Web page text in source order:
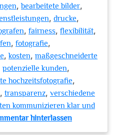
,bearbeitete bilder,
, drucke,
, fairness, flexibilität,
, fotografie,
,kosten, maßgeschneiderte
potenzielle kunden,
hochzeitsfotografie,
, transparenz, verschiedene
kommunizieren klar und
hinterlassenzu